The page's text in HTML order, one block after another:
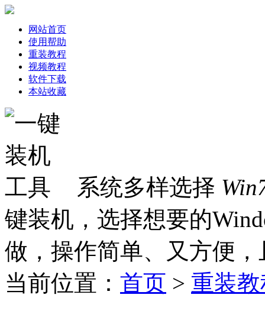
网站首页
使用帮助
重装教程
视频教程
软件下载
本站收藏
系统多样选择
键装机，选择想要的
做，操作简单、又方便
当前位置： 首页 > 重装